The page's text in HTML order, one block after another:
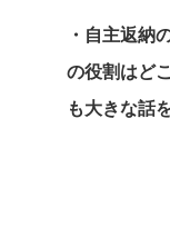
・自主返納
の役割はど
も大きな話